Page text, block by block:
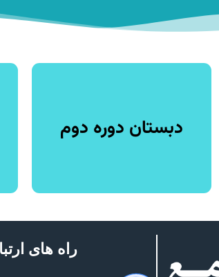
دبستان دوره دوم
راه های